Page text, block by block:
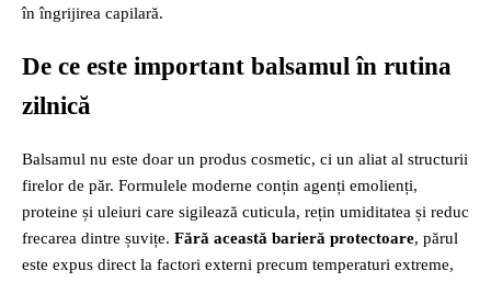
în îngrijirea capilară.
De ce este important balsamul în rutina
zilnică
Balsamul nu este doar un produs cosmetic, ci un aliat al structurii
firelor de păr. Formulele moderne conțin agenți emolienți,
proteine și uleiuri care sigilează cuticula, rețin umiditatea și reduc
frecarea dintre șuvițe. Fără această barieră protectoare, părul
este expus direct la factori externi precum temperaturi extreme,